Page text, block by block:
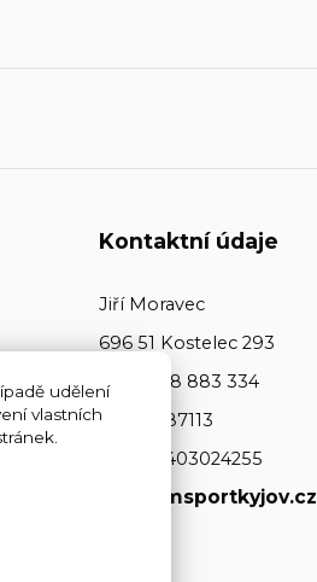
Kontaktní údaje
Jiří Moravec
696 51 Kostelec 293
+420 608 883 334
ičo: 64487113
dič: CZ7403024255
www.jmsportkyjov.cz
udělení
vlastních